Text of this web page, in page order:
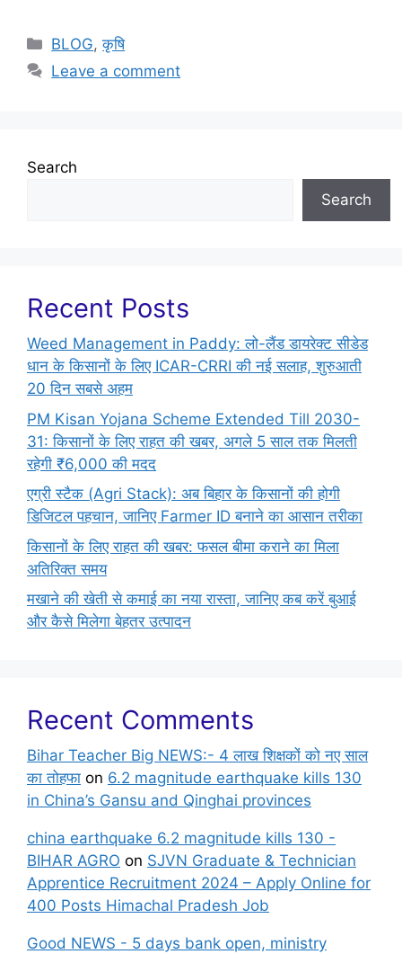
BLOG,कृषि
Leave a comment
Search
Search
Recent Posts
Weed Management in Paddy: लो-लैंड डायरेक्ट सीडेड
धान के किसानों के लिए ICAR-CRRI की नई सलाह, शुरुआती
20 दिन सबसे अहम
PM Kisan Yojana Scheme Extended Till 2030-
31: किसानों के लिए राहत की खबर, अगले 5 साल तक मिलती
रहेगी ₹6,000 की मदद
एग्री स्टैक (Agri Stack): अब बिहार के किसानों की होगी
डिजिटल पहचान, जानिए Farmer ID बनाने का आसान तरीका
किसानों के लिए राहत की खबर: फसल बीमा कराने का मिला
अतिरिक्त समय
मखाने की खेती से कमाई का नया रास्ता, जानिए कब करें बुआई
और कैसे मिलेगा बेहतर उत्पादन
Recent Comments
Bihar Teacher Big NEWS:- 4 लाख शिक्षकों को नए साल
का तोहफा on 6.2 magnitude earthquake kills 130
in China’s Gansu and Qinghai provinces
china earthquake 6.2 magnitude kills 130 -
BIHAR AGRO on SJVN Graduate & Technician
Apprentice Recruitment 2024 – Apply Online for
400 Posts Himachal Pradesh Job
Good NEWS - 5 days bank open, ministry